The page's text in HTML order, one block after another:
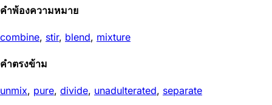
คำพ้องความหมาย
combine, stir, blend, mixture
คำตรงข้าม
unmix, pure, divide, unadulterated, separate